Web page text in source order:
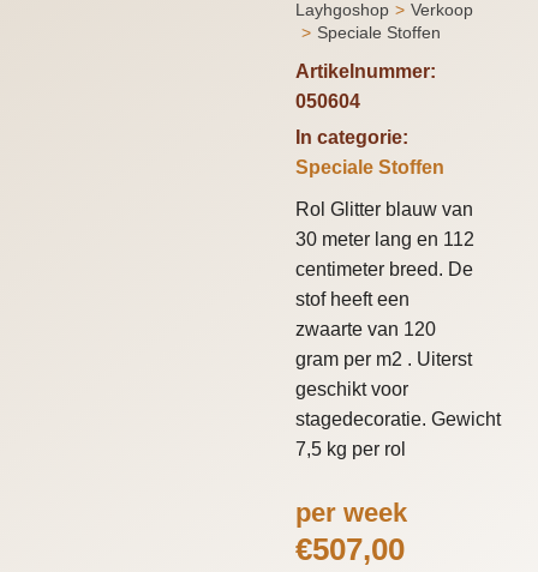
Je bent hier:
Layhgoshop
Verkoop
Speciale Stoffen
Artikelnummer:
050604
In categorie:
Speciale Stoffen
Rol Glitter blauw van
30 meter lang en 112
centimeter breed. De
stof heeft een
zwaarte van 120
gram per m2 . Uiterst
geschikt voor
stagedecoratie. Gewicht
7,5 kg per rol
per week
€507,00